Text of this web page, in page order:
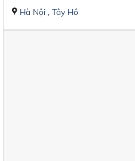
Hà Nội, Tây Hồ